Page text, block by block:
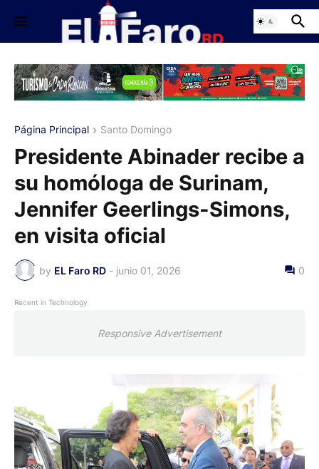
Página Principal Santo Domingo
Presidente Abinader recibe a
su homóloga de Surinam,
Jennifer Geerlings-Simons,
en visita oficial
by EL Faro RD - junio 01, 2026 0
Recent in Technology
Responsive Advertisement